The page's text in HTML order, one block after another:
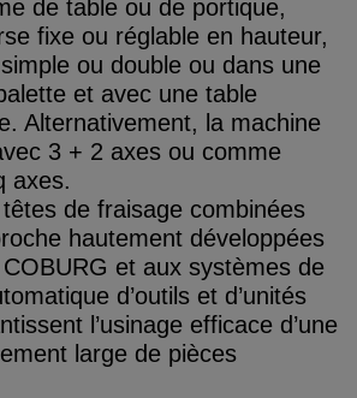
de table ou de portique,
fixe ou réglable en hauteur,
ou double ou dans une
et avec une table
Alternativement, la machine
3 + 2 axes ou comme
axes.
de fraisage combinées
hautement développées
et aux systèmes de
d’outils et d’unités
l’usinage efficace d’une
large de pièces